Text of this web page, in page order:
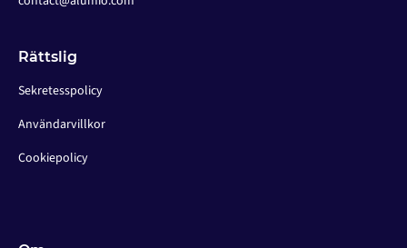
Rättslig
Sekretesspolicy
Användarvillkor
Cookiepolicy